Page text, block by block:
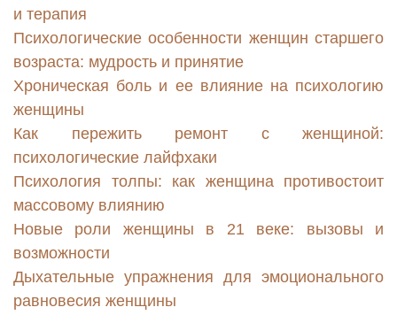
и терапия
Психологические особенности женщин старшего
возраста: мудрость и принятие
Хроническая боль и ее влияние на психологию
женщины
Как пережить ремонт с женщиной:
психологические лайфхаки
Психология толпы: как женщина противостоит
массовому влиянию
Новые роли женщины в 21 веке: вызовы и
возможности
Дыхательные упражнения для эмоционального
равновесия женщины